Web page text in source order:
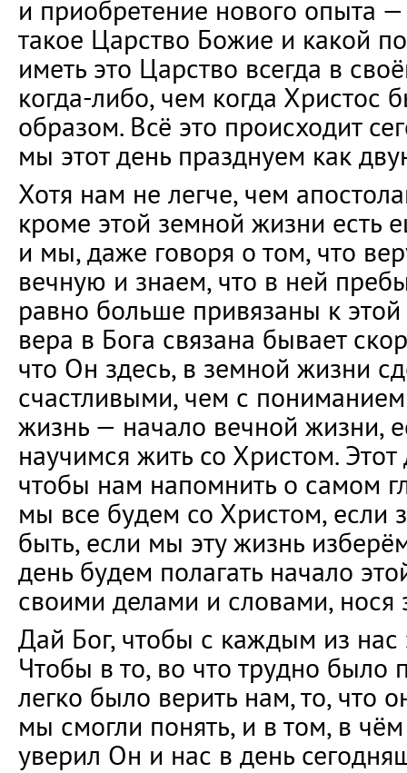
и приобретение нового опыта —
такое Царство Божие и какой
иметь это Царство всегда в
когда-либо, чем когда
образом. Всё это происходит
мы этот день празднуем как
Хотя нам не легче, чем
кроме этой земной жизни есть
и мы, даже говоря о том, что
вечную и знаем, что в ней
равно больше привязаны к
вера в Бога связана бывает
что Он здесь, в земной жизни
счастливыми, чем с пониманием
жизнь — начало вечной жизни,
научимся жить со Христом. Этот
чтобы нам напомнить о самом
мы все будем со Христом, если
быть, если мы эту жизнь
день будем полагать начало
своими делами и словами, нося
Дай Бог, чтобы с каждым из нас
Чтобы в то, во что трудно было
легко было верить нам, то, что
мы смогли понять, и в том, в
уверил Он и нас в день